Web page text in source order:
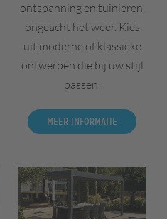
ontspanning en tuinieren,
ongeacht het weer. Kies
uit moderne of klassieke
ontwerpen die bij uw stijl
passen.
Meer informatie